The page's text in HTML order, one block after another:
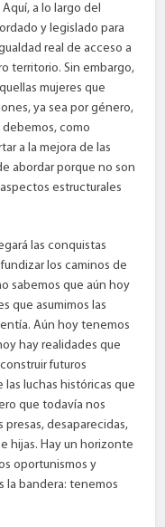
a lo largo del
y legislado para
real de acceso a
territorio. Sin embargo,
mujeres que
ya sea por género,
como
a la mejora de las
abordar porque no son
estructurales
las conquistas
los caminos de
sabemos que aún hoy
que asumimos las
Aún hoy tenemos
hay realidades que
futuros
luchas históricas que
que todavía nos
desaparecidas,
hijas. Hay un horizonte
oportunismos y
la bandera: tenemos